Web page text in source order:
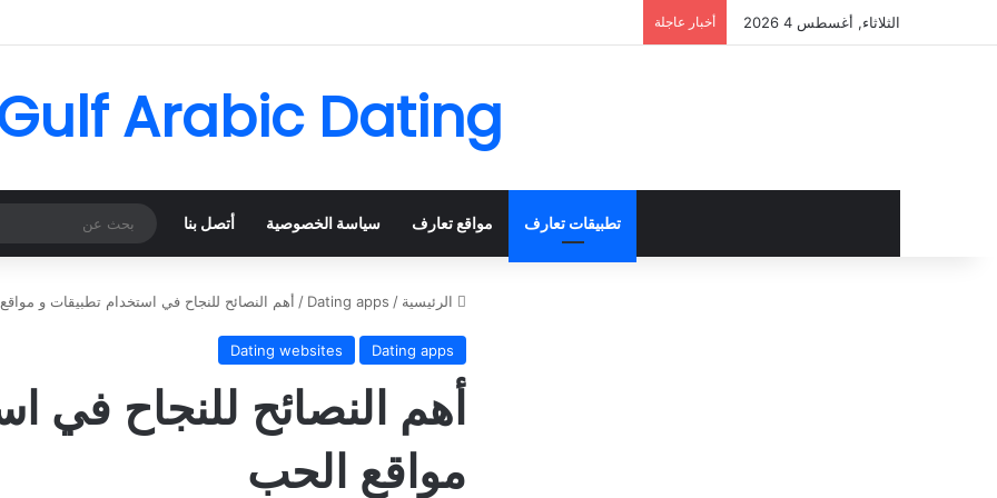
الثلاثاء, أغسطس 4 2026 أخبار عاجلة
Arabic Dating
تطبيقات تعارف مواقع تعارف سياسة الخصوصية أتصل بنا
الرئيسية /
Dating apps
/ أهم النصائح للنجاح في استخدام تطبيقات و
Dating apps
Dating websites
أهم النصائح للنجاح في
مواقع الحب